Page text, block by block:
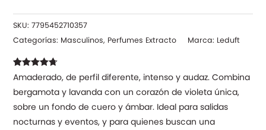
SKU: 7795452710357
Categorías: Masculinos, Perfumes Extracto Marca: Leduft
Valorado
con4.71 de
5 en base
34
valoraciones
Amaderado, de perfil diferente, intenso y audaz. Combina
bergamota y lavanda con un corazón de violeta única,
sobre un fondo de cuero y ámbar. Ideal para salidas
nocturnas y eventos, y para quienes buscan una